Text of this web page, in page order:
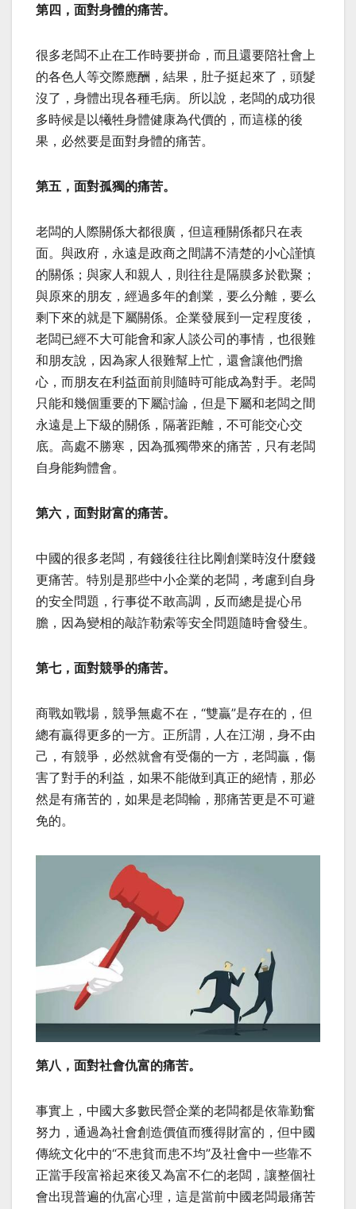
第四，面對身體的痛苦。
很多老闆不止在工作時要拼命，而且還要陪社會上
的各色人等交際應酬，結果，肚子挺起來了，頭髮
沒了，身體出現各種毛病。所以說，老闆的成功很
多時候是以犧牲身體健康為代價的，而這樣的後
果，必然要是面對身體的痛苦。
第五，面對孤獨的痛苦。
老闆的人際關係大都很廣，但這種關係都只在表
面。與政府，永遠是政商之間講不清楚的小心謹慎
的關係；與家人和親人，則往往是隔膜多於歡聚；
與原來的朋友，經過多年的創業，要么分離，要么
剩下來的就是下屬關係。企業發展到一定程度後，
老闆已經不大可能會和家人談公司的事情，也很難
和朋友說，因為家人很難幫上忙，還會讓他們擔
心，而朋友在利益面前則隨時可能成為對手。老闆
只能和幾個重要的下屬討論，但是下屬和老闆之間
永遠是上下級的關係，隔著距離，不可能交心交
底。高處不勝寒，因為孤獨帶來的痛苦，只有老闆
自身能夠體會。
第六，面對財富的痛苦。
中國的很多老闆，有錢後往往比剛創業時沒什麼錢
更痛苦。特別是那些中小企業的老闆，考慮到自身
的安全問題，行事從不敢高調，反而總是提心吊
膽，因為變相的敲詐勒索等安全問題隨時會發生。
第七，面對競爭的痛苦。
商戰如戰場，競爭無處不在，“雙贏”是存在的，但
總有贏得更多的一方。正所謂，人在江湖，身不由
己，有競爭，必然就會有受傷的一方，老闆贏，傷
害了對手的利益，如果不能做到真正的絕情，那必
然是有痛苦的，如果是老闆輸，那痛苦更是不可避
免的。
第八，面對社會仇富的痛苦。
事實上，中國大多數民營企業的老闆都是依靠勤奮
努力，通過為社會創造價值而獲得財富的，但中國
傳統文化中的“不患貧而患不均”及社會中一些靠不
正當手段富裕起來後又為富不仁的老闆，讓整個社
會出現普遍的仇富心理，這是當前中國老闆最痛苦